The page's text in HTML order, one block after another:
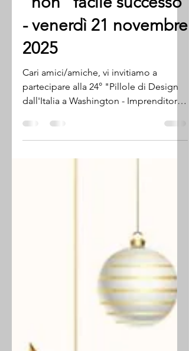
Imprenditoria e Italian
Design - Storia di
"non" facile successo
- venerdì 21 novembre
2025
Cari amici/amiche, vi invitiamo a
partecipare alla 24° "Pillole di Design
dall'Italia a Washington - Imprenditoria
6 Fateci sapere se parteciperete
comites.washingtondc@gmail.com . Vi
aspettiamo, COMITES Washington DC